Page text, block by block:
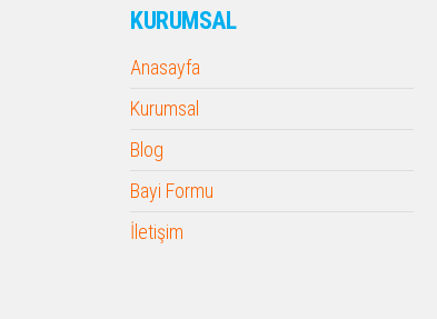
KURUMSAL
Anasayfa
Kurumsal
Blog
Bayi Formu
İletişim